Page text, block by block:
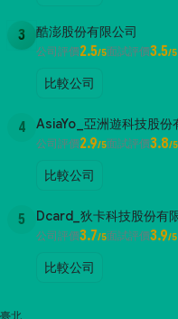
3 酷澎股份有限公司
公司評價2.5/5面試評價3.5/5
比較公司
4 AsiaYo_亞洲遊科技股份
公司評價2.9/5面試評價3.8/5
比較公司
5 Dcard_狄卡科技股份有
公司評價3.7/5面試評價3.9/5
比較公司
臺北